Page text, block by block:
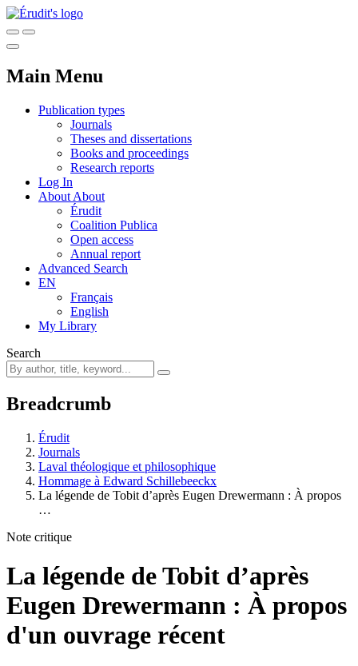
Main Menu
Publication types
Journals
Theses and dissertations
Books and proceedings
Research reports
Log In
About About
Érudit
Coalition Publica
Open access
Annual report
Advanced Search
EN
Français
English
My Library
Search
Breadcrumb
Érudit
Journals
Laval théologique et philosophique
Hommage à Edward Schillebeeckx
La légende de Tobit d’après Eugen Drewermann : À propos
…
Note critique
La légende de Tobit d’après
Eugen Drewermann : À propos
d'un ouvrage récent